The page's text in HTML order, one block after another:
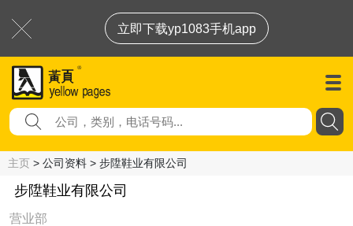
立即下载yp1083手机app
主页 > 公司资料 > 步陞鞋业有限公司
步陞鞋业有限公司
营业部